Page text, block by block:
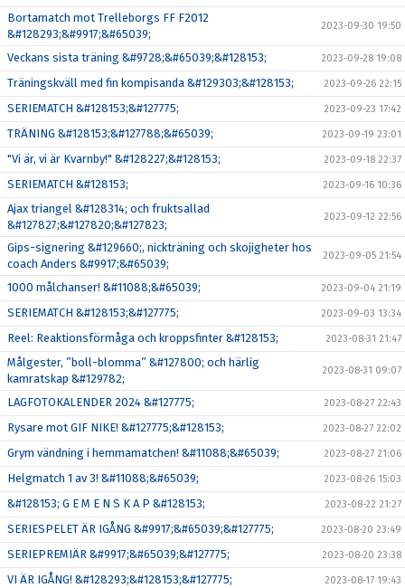
Bortamatch mot Trelleborgs FF F2012
&#128293;&#9917;&#65039;
2023-09-30 19:50
Veckans sista träning &#9728;&#65039;&#128153; 2023-09-28 19:08
Träningskväll med fin kompisanda &#129303;&#128153; 2023-09-26 22:15
SERIEMATCH &#128153;&#127775; 2023-09-23 17:42
TRÄNING &#128153;&#127788;&#65039; 2023-09-19 23:01
"Vi är, vi är Kvarnby!" &#128227;&#128153; 2023-09-18 22:37
SERIEMATCH &#128153; 2023-09-16 10:36
Ajax triangel &#128314; och fruktsallad
&#127827;&#127820;&#127823;
2023-09-12 22:56
Gips-signering &#129660;, nickträning och skojigheter hos
coach Anders &#9917;&#65039;
2023-09-05 21:54
1000 målchanser! &#11088;&#65039; 2023-09-04 21:19
SERIEMATCH &#128153;&#127775; 2023-09-03 13:34
Reel: Reaktionsförmåga och kroppsfinter &#128153; 2023-08-31 21:47
Målgester, ”boll-blomma” &#127800; och härlig
kamratskap &#129782;
2023-08-31 09:07
LAGFOTOKALENDER 2024 &#127775; 2023-08-27 22:43
Rysare mot GIF NIKE! &#127775;&#128153; 2023-08-27 22:02
Grym vändning i hemmamatchen! &#11088;&#65039; 2023-08-27 21:06
Helgmatch 1 av 3! &#11088;&#65039; 2023-08-26 15:03
&#128153; G E M E N S K A P &#128153; 2023-08-22 21:27
SERIESPELET ÄR IGÅNG &#9917;&#65039;&#127775; 2023-08-20 23:49
SERIEPREMIÄR &#9917;&#65039;&#127775; 2023-08-20 23:38
VI ÄR IGÅNG! &#128293;&#128153;&#127775; 2023-08-17 19:43